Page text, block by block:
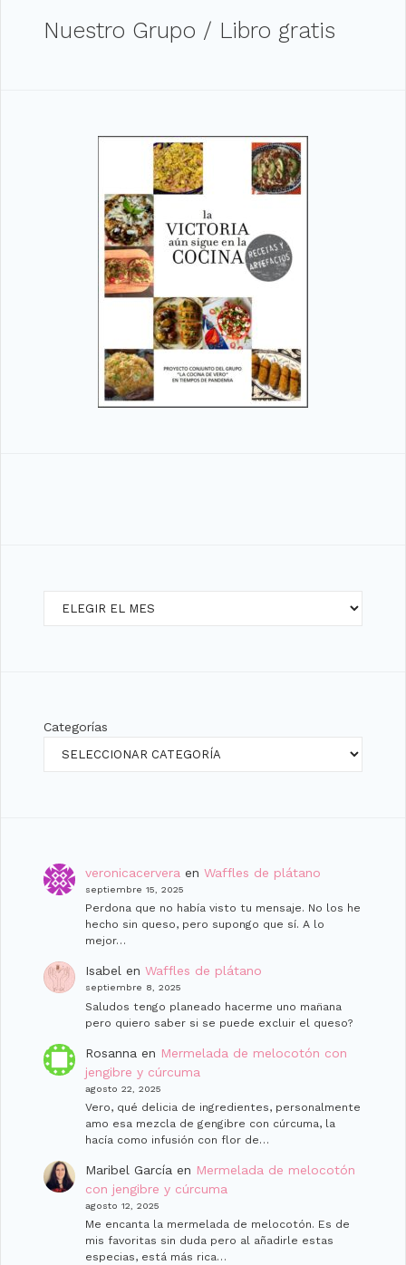
Nuestro Grupo / Libro gratis
Categorías
veronicacervera en Waffles de plátano
septiembre 15, 2025
Perdona que no había visto tu mensaje. No los he
hecho sin queso, pero supongo que sí. A lo
mejor…
Isabel en Waffles de plátano
septiembre 8, 2025
Saludos tengo planeado hacerme uno man̈ana
pero quiero saber si se puede excluir el queso?
Rosanna en Mermelada de melocotón con
jengibre y cúrcuma
agosto 22, 2025
Vero, qué delicia de ingredientes, personalmente
amo esa mezcla de gengibre con cúrcuma, la
hacía como infusión con flor de…
Maribel García en Mermelada de melocotón
con jengibre y cúrcuma
agosto 12, 2025
Me encanta la mermelada de melocotón. Es de
mis favoritas sin duda pero al añadirle estas
especias, está más rica…